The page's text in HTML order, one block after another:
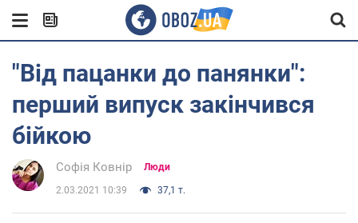
"Від пацанки до панянки":
перший випуск закінчився
бійкою
Софія Ковнір Люди
2.03.2021 10:39 37,1 т.